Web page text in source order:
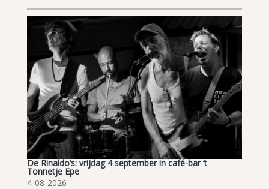
De Rinaldo’s: vrijdag 4 september in café-bar ’t
Tonnetje Epe
4-08-2026